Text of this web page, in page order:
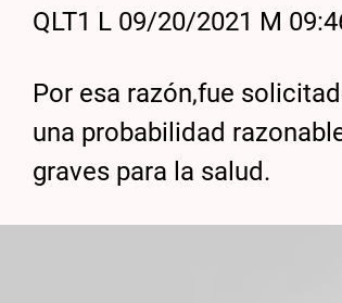
QLT1 L 09/20/2021 M
Por esa razón,fue
una probabilidad
graves para la salud.